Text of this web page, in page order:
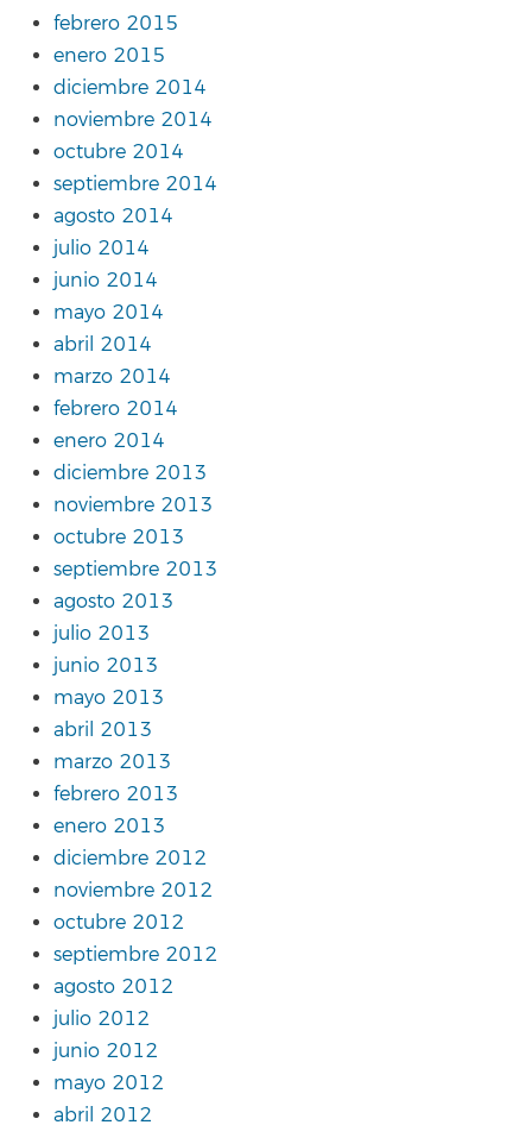
febrero 2015
enero 2015
diciembre 2014
noviembre 2014
octubre 2014
septiembre 2014
agosto 2014
julio 2014
junio 2014
mayo 2014
abril 2014
marzo 2014
febrero 2014
enero 2014
diciembre 2013
noviembre 2013
octubre 2013
septiembre 2013
agosto 2013
julio 2013
junio 2013
mayo 2013
abril 2013
marzo 2013
febrero 2013
enero 2013
diciembre 2012
noviembre 2012
octubre 2012
septiembre 2012
agosto 2012
julio 2012
junio 2012
mayo 2012
abril 2012